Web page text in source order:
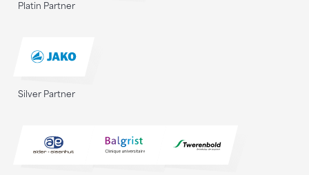
Platin Partner
Silver Partner